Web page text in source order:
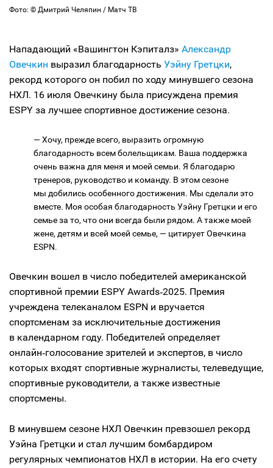
Фото: © Дмитрий Челяпин / Матч ТВ
Нападающий «Вашингтон Кэпиталз» Александр
Овечкин выразил благодарность Уэйну Гретцки,
рекорд которого он побил по ходу минувшего сезона
НХЛ. 16 июля Овечкину была присуждена премия
ESPY за лучшее спортивное достижение сезона.
— Хочу, прежде всего, выразить огромную
благодарность всем болельщикам. Ваша поддержка
очень важна для меня и моей семьи. Я благодарю
тренеров, руководство и команду. В этом сезоне
мы добились особенного достижения. Мы сделали это
вместе. Моя особая благодарность Уэйну Гретцки и его
семье за то, что они всегда были рядом. А также моей
жене, детям и всей моей семье, — цитирует Овечкина
ESPN.
Овечкин вошел в число победителей американской
спортивной премии ESPY Awards‑2025. Премия
учреждена телеканалом ESPN и вручается
спортсменам за исключительные достижения
в календарном году. Победителей определяет
онлайн‑голосование зрителей и экспертов, в число
которых входят спортивные журналисты, телеведущие,
спортивные руководители, а также известные
спортсмены.
В минувшем сезоне НХЛ Овечкин превзошел рекорд
Уэйна Гретцки и стал лучшим бомбардиром
регулярных чемпионатов НХЛ в истории. На его счету